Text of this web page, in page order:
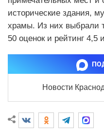
исторические здания,
храмы. Из них выбрали
50 оценок и рейтинг
Новости